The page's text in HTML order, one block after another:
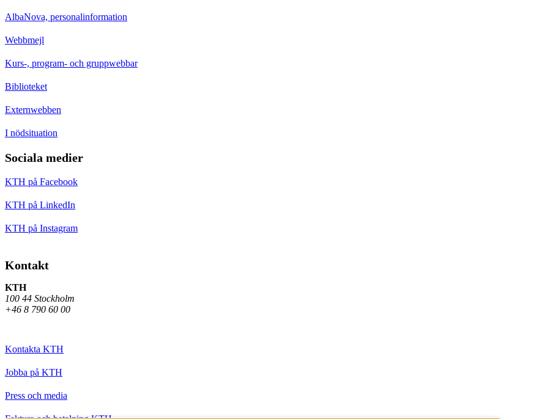
AlbaNova, personalinformation
Webbmejl
Kurs-, program- och gruppwebbar
Biblioteket
Externwebben
I nödsituation
Sociala medier
KTH på Facebook
KTH på LinkedIn
KTH på Instagram
Kontakt
KTH
100 44 Stockholm
+46 8 790 60 00
Kontakta KTH
Jobba på KTH
Press och media